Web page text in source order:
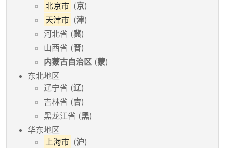
北京市 (京)
天津市 (津)
河北省 (冀)
山西省 (晋)
内蒙古自治区 (蒙)
东北地区
辽宁省 (辽)
吉林省 (吉)
黑龙江省 (黑)
华东地区
上海市 (沪)